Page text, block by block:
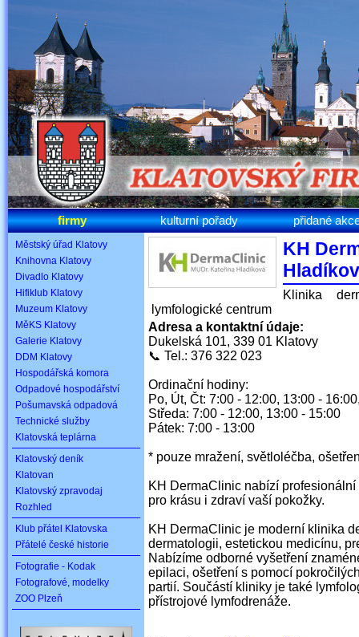
firmy kulturní pořady přidané
Městský úřad Klatovy
Knihovna Klatovy
Divadlo Klatovy
Hifiklub Klatovy
Muzeum Klatovy
MěKS Klatovy
Galerie Klatovy
DDM Klatovy
Hospodářská komora
Odpadové hospodářství
Pošumavská odpadová
Technické služby
Klatovská teplárna
Klatovský deník
Klatovan
Klatovský zpravodaj
Rozhled
Klub přátel Klatovska
Přátelé české historie
Fotografie - Kodak
Fotografové, modelky
ZOO Plzeň
KH
Klinika
lymfologické centrum
Adresa a kontaktní údaje:
Dukelská 101, 339 01 Klatovy
📞 Tel.: 376 322 023
Ordinační hodiny:
Po, Út, Čt: 7:00 - 12:00, 13:00 -
Středa: 7:00 - 12:00, 13:00 - 15:00
Pátek: 7:00 - 13:00
* pouze mražení, světloléčba,
KH DermaClinic nabízí
pro krásu i zdraví vaší pokožky.
KH DermaClinic je moderní klinika
dermatologii, estetickou medicínu,
Nabízíme odborné vyšetření
epilaci, ošetření s pomocí
partií. Součástí kliniky je také
přístrojové lymfodrenáže.